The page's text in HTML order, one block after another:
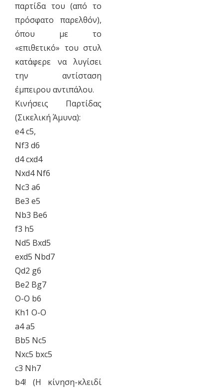
παρτίδα του (από το
πρόσφατο παρελθόν),
όπου με το
«επιθετικό» του στυλ
κατάφερε να λυγίσει
την αντίσταση
έμπειρου αντιπάλου.
​Κινήσεις Παρτίδας
(Σικελική Άμυνα):
​e4 c5,
​Nf3 d6
​d4 cxd4
​Nxd4 Nf6
​Nc3 a6
​Be3 e5
​Nb3 Be6
​f3 h5
​Nd5 Bxd5
​exd5 Nbd7
​Qd2 g6
​Be2 Bg7
​O-O b6
​Kh1 O-O
​a4 a5
​Bb5 Nc5
​Nxc5 bxc5
​c3 Nh7
​b4! (Η κίνηση-κλειδί